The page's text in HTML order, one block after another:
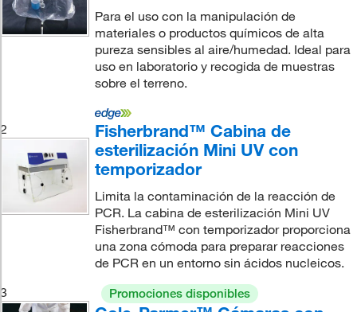
Para el uso con la manipulación de
materiales o productos químicos de alta
pureza sensibles al aire/humedad. Ideal para
uso en laboratorio y recogida de muestras
sobre el terreno.
2
Fisherbrand™ Cabina de
esterilización Mini UV con
temporizador
Limita la contaminación de la reacción de
PCR. La cabina de esterilización Mini UV
Fisherbrand™ con temporizador proporciona
una zona cómoda para preparar reacciones
de PCR en un entorno sin ácidos nucleicos.
3
Promociones disponibles